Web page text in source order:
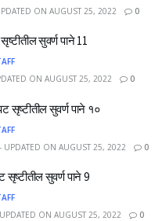
ON AUGUST 25, 2022
0
सुवर्ण पाने 11
ON AUGUST 25, 2022
0
सृष्टीतील सुवर्ण पाने १०
UPDATED ON AUGUST 25, 2022
0
सृष्टीतील सुवर्ण पाने 9
ON AUGUST 25, 2022
0